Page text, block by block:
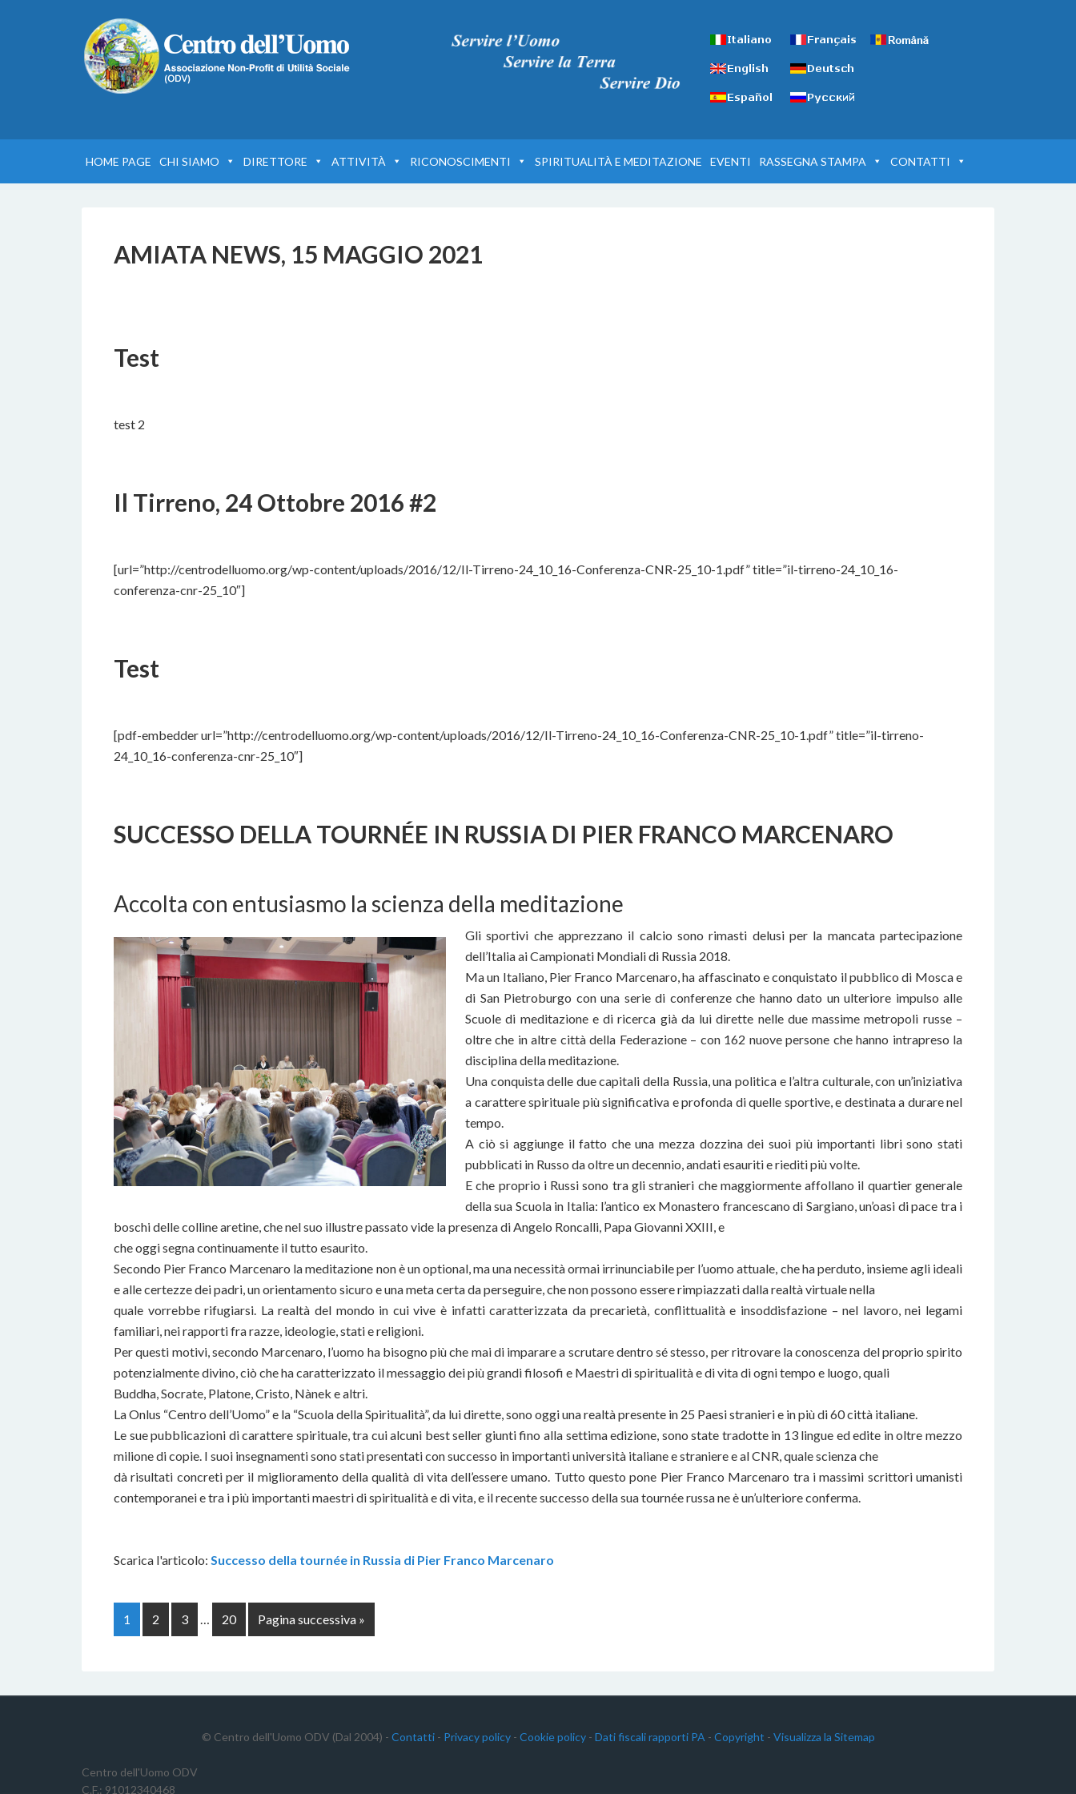
HOME PAGE CHI SIAMO DIRETTORE ATTIVITÀ RICONOSCIMENTI SPIRITUALITÀ E MEDITAZIONE EVENTI RASSEGNA STAMPA CONTATTI
AMIATA NEWS, 15 MAGGIO 2021
Test
test 2
Il Tirreno, 24 Ottobre 2016 #2
[url=”http://centrodelluomo.org/wp-content/uploads/2016/12/Il-Tirreno-24_10_16-Conferenza-CNR-25_10-1.pdf” title=”il-tirreno-24_10_16-
conferenza-cnr-25_10″]
Test
[pdf-embedder url=”http://centrodelluomo.org/wp-content/uploads/2016/12/Il-Tirreno-24_10_16-Conferenza-CNR-25_10-1.pdf” title=”il-tirreno-
24_10_16-conferenza-cnr-25_10″]
SUCCESSO DELLA TOURNÉE IN RUSSIA DI PIER FRANCO MARCENARO
Accolta con entusiasmo la scienza della meditazione
Gli sportivi che apprezzano il calcio sono rimasti delusi per la mancata partecipazione
dell’Italia ai Campionati Mondiali di Russia 2018.
Ma un Italiano, Pier Franco Marcenaro, ha affascinato e conquistato il pubblico di Mosca e
di San Pietroburgo con una serie di conferenze che hanno dato un ulteriore impulso alle
Scuole di meditazione e di ricerca già da lui dirette nelle due massime metropoli russe –
oltre che in altre città della Federazione – con 162 nuove persone che hanno intrapreso la
disciplina della meditazione.
Una conquista delle due capitali della Russia, una politica e l’altra culturale, con un’iniziativa
a carattere spirituale più significativa e profonda di quelle sportive, e destinata a durare nel
tempo.
A ciò si aggiunge il fatto che una mezza dozzina dei suoi più importanti libri sono stati
pubblicati in Russo da oltre un decennio, andati esauriti e riediti più volte.
E che proprio i Russi sono tra gli stranieri che maggiormente affollano il quartier generale
della sua Scuola in Italia: l’antico ex Monastero francescano di Sargiano, un’oasi di pace tra i
boschi delle colline aretine, che nel suo illustre passato vide la presenza di Angelo Roncalli, Papa Giovanni XXIII, e
che oggi segna continuamente il tutto esaurito.
Secondo Pier Franco Marcenaro la meditazione non è un optional, ma una necessità ormai irrinunciabile per l’uomo attuale, che ha perduto, insieme agli ideali
e alle certezze dei padri, un orientamento sicuro e una meta certa da perseguire, che non possono essere rimpiazzati dalla realtà virtuale nella
quale vorrebbe rifugiarsi. La realtà del mondo in cui vive è infatti caratterizzata da precarietà, conflittualità e insoddisfazione – nel lavoro, nei legami
familiari, nei rapporti fra razze, ideologie, stati e religioni.
Per questi motivi, secondo Marcenaro, l’uomo ha bisogno più che mai di imparare a scrutare dentro sé stesso, per ritrovare la conoscenza del proprio spirito
potenzialmente divino, ciò che ha caratterizzato il messaggio dei più grandi filosofi e Maestri di spiritualità e di vita di ogni tempo e luogo, quali
Buddha, Socrate, Platone, Cristo, Nànek e altri.
La Onlus “Centro dell’Uomo” e la “Scuola della Spiritualità”, da lui dirette, sono oggi una realtà presente in 25 Paesi stranieri e in più di 60 città italiane.
Le sue pubblicazioni di carattere spirituale, tra cui alcuni best seller giunti fino alla settima edizione, sono state tradotte in 13 lingue ed edite in oltre mezzo
milione di copie. I suoi insegnamenti sono stati presentati con successo in importanti università italiane e straniere e al CNR, quale scienza che
dà risultati concreti per il miglioramento della qualità di vita dell’essere umano. Tutto questo pone Pier Franco Marcenaro tra i massimi scrittori umanisti
contemporanei e tra i più importanti maestri di spiritualità e di vita, e il recente successo della sua tournée russa ne è un’ulteriore conferma.
Scarica l'articolo: Successo della tournée in Russia di Pier Franco Marcenaro
1 2 3 … 20 Pagina successiva »
© Centro dell'Uomo ODV (Dal 2004) - Contatti- Privacy policy- Cookie policy- Dati fiscali rapporti PA - Copyright - Visualizza la Sitemap
Centro dell'Uomo ODV
C.F.: 91012340468